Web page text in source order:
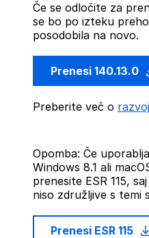
Če se odločite za
se bo po izteku
posodobila na novo.
Prenesi 140.13.0
Preberite več o
Opomba: Če
Windows 8.1 ali
prenesite ESR 115,
niso združljive s temi
Prenesi ESR 115